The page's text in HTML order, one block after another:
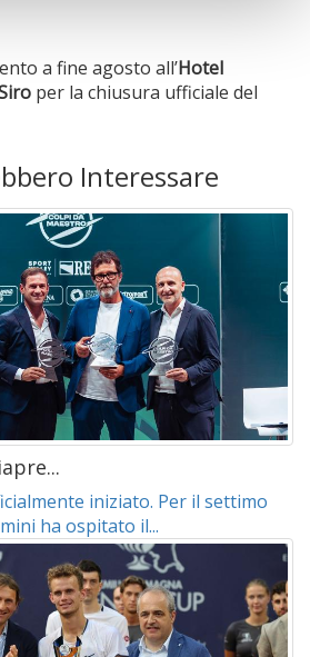
a fine agosto all’Hotel
per la chiusura ufficiale del
Interessare
iniziato. Per il settimo
ha ospitato il...